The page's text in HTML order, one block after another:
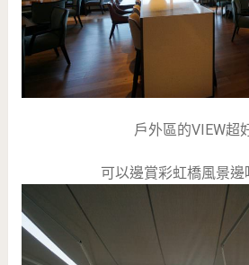
戶外區的VIEW超
可以邊賞彩虹橋風景邊